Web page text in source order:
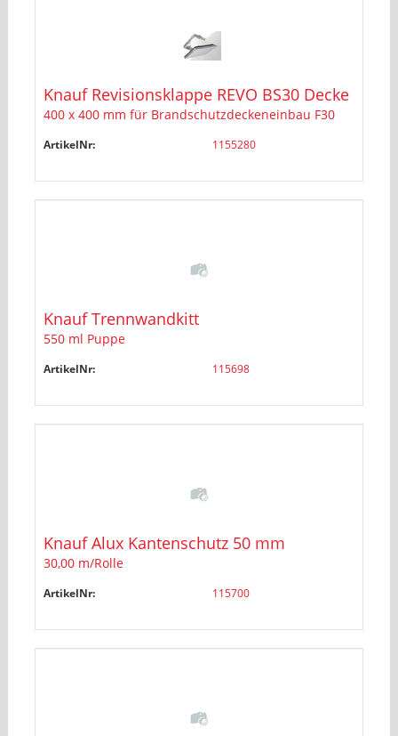
Knauf Revisionsklappe REVO BS30 Decke
400 x 400 mm für Brandschutzdeckeneinbau F30
ArtikelNr: 1155280
Knauf Trennwandkitt
550 ml Puppe
ArtikelNr: 115698
Knauf Alux Kantenschutz 50 mm
30,00 m/Rolle
ArtikelNr: 115700